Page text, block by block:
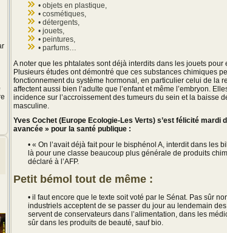
• objets en plastique,
• cosmétiques,
• détergents,
• jouets,
• peintures,
• parfums…
A noter que les phtalates sont déjà interdits dans les jouets pour
Plusieurs études ont démontré que ces substances chimiques
fonctionnement du système hormonal, en particulier celui de la
affectent aussi bien l’adulte que l’enfant et même l’embryon.
incidence sur l’accroissement des tumeurs du sein et la baisse
masculine.
Yves Cochet (Europe Ecologie-Les Verts) s’est félicité mardi
avancée » pour la santé publique :
• « On l’avait déjà fait pour le bisphénol A, interdit dans les
là pour une classe beaucoup plus générale de produits
déclaré à l’AFP.
Petit bémol tout de même :
• il faut encore que le texte soit voté par le Sénat. Pas sûr
industriels acceptent de se passer du jour au lendemain
servent de conservateurs dans l’alimentation, dans les
sûr dans les produits de beauté, sauf bio.